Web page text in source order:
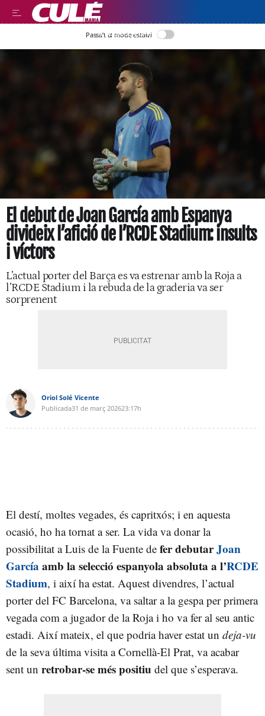
LLEGIR EN CATALÀ
Passa’t al mode estalvi
El debut de Joan García amb Espanya
divideix l’afició de l’RCDE Stadium: insults
i víctors
L’actual porter del Barça es va estrenar amb la Roja a
l’RCDE Stadium i la rebuda de la graderia va ser
sorprenent
Oriol Solé Vicente
Publicada31 de març 202623:17h
El destí, moltes vegades, és capritxós; i en aquesta
ocasió, ho ha tornat a ser. La vida va donar la
possibilitat a Luis de la Fuente de fer debutarJoan
García amb la selecció espanyola absoluta a l’RCDE
Stadium, i així ha estat. Aquest divendres, l’actual
porter del FC Barcelona, va saltar a la gespa per primera
vegada com a jugador de la Roja i ho va fer al seu antic
estadi. Així mateix, el que podria haver estat un deja-vu
de la seva última visita a Cornellà-El Prat, va acabar
sent un retrobar-se més positiu del que s’esperava.